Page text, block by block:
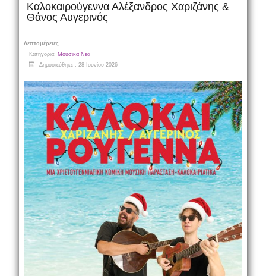
Καλοκαιρούγεννα Αλέξανδρος Χαριζάνης &
Θάνος Αυγερινός
Λεπτομέρειες
Κατηγορία: Μουσικά Νέα
Δημοσιεύθηκε : 28 Ιουνίου 2026